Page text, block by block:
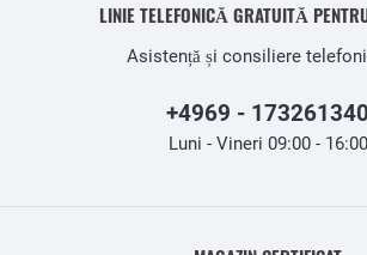
LINIE TELEFONICĂ GRATUITĂ
Asistență și consiliere
+4969 - 173261340
Luni - Vineri 09:00 - 16:00